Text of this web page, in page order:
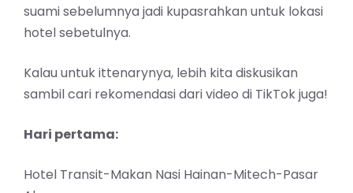
suami sebelumnya jadi kupasrahkan untuk lokasi
hotel sebetulnya.
Kalau untuk ittenarynya, lebih kita diskusikan
sambil cari rekomendasi dari video di TikTok juga!
Hari pertama:
Hotel Transit-Makan Nasi Hainan-Mitech-Pasar